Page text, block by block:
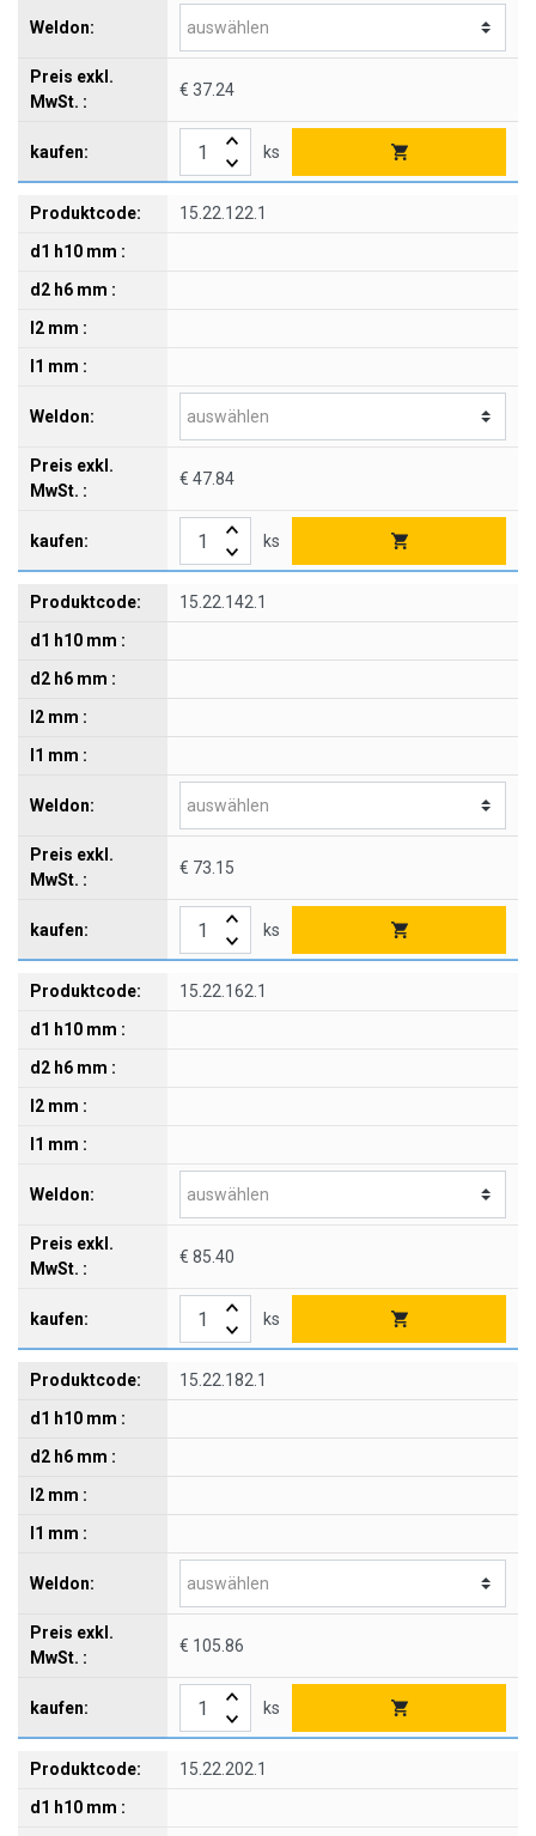
€ 37.24
ks
15.22.122.1
€ 47.84
ks
15.22.142.1
€ 73.15
ks
15.22.162.1
€ 85.40
ks
15.22.182.1
€ 105.86
ks
15.22.202.1